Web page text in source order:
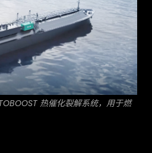
热催化裂解系统，用于燃